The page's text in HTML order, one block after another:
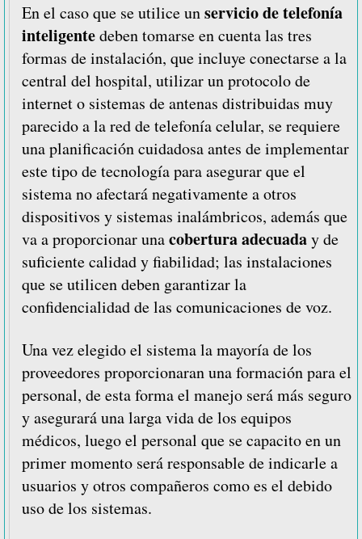
En el caso que se utilice unservicio de telefonía
inteligentedeben tomarse en cuenta las tres
formas de instalación, que incluye conectarse a la
central del hospital, utilizar un protocolo de
internet o sistemas de antenas distribuidas muy
parecido a la red de telefonía celular, se requiere
una planificación cuidadosa antes de implementar
este tipo de tecnología para asegurar que el
sistema no afectará negativamente a otros
dispositivos y sistemas inalámbricos, además que
va a proporcionar unacobertura adecuaday de
suficiente calidad y fiabilidad; las instalaciones
que se utilicen deben garantizar la
confidencialidad de las comunicaciones de voz.
Una vez elegido el sistema la mayoría de los
proveedores proporcionaran una formación para el
personal, de esta forma el manejo será más seguro
y asegurará una larga vida de los equipos
médicos, luego el personal que se capacito en un
primer momento será responsable de indicarle a
usuarios y otros compañeros como es el debido
uso de los sistemas.